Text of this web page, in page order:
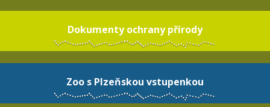
Dokumenty ochrany přírody
Zoo s Plzeňskou vstupenkou